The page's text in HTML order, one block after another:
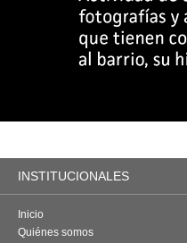
INSTITUCIONALES
Inicio
Quiénes somos